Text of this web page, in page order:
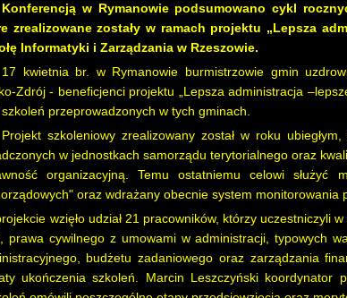
Konferencją w Rymanowie podsumowano cykl
zrealizowane zostały w ramach projektu „Lepsza
Informatyki i Zarządzania w Rzeszowie.
17 kwietnia br. w Rymanowie burmistrzowie gmin
Zdrój - beneficjenci projektu „Lepsza administracja
przeprowadzonych w tych gminach.
Projekt szkoleniowy zrealizowany został w roku
w jednostkach samorządu terytorialnego oraz
organizacyjną. Temu ostatniemu celowi służyć
oraz wdrażany obecnie system monitorowania
wzięło udział 21 pracowników, którzy uczestniczyli
prawa cywilnego z umowami w administracji, typowych
budżetu zadaniowego oraz zarządzania
ukończenia szkoleń. Marcin Leszczyński